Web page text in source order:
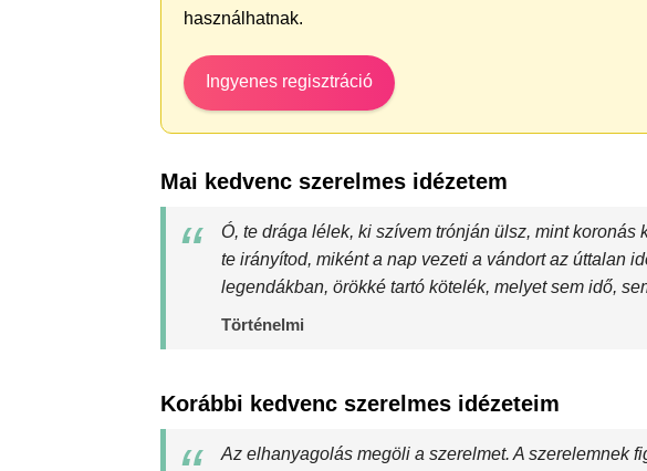
használhatnak.
Ingyenes regisztráció
Mai kedvenc szerelmes idézetem
Ó, te drága lélek, ki szívem trónján ülsz, mint
te irányítod, miként a nap vezeti a vándort az úttalan
legendákban, örökké tartó kötelék, melyet sem idő,
Történelmi
Korábbi kedvenc szerelmes idézeteim
Az elhanyagolás megöli a szerelmet. A szerelemnek